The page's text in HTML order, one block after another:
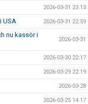
2026-03-31 23:13
USA 2026-03-31 22:59
nu kassör i
2026-03-31
2026-03-30 22:17
2026-03-29 22:19
2026-03-28
2026-03-25 14:17